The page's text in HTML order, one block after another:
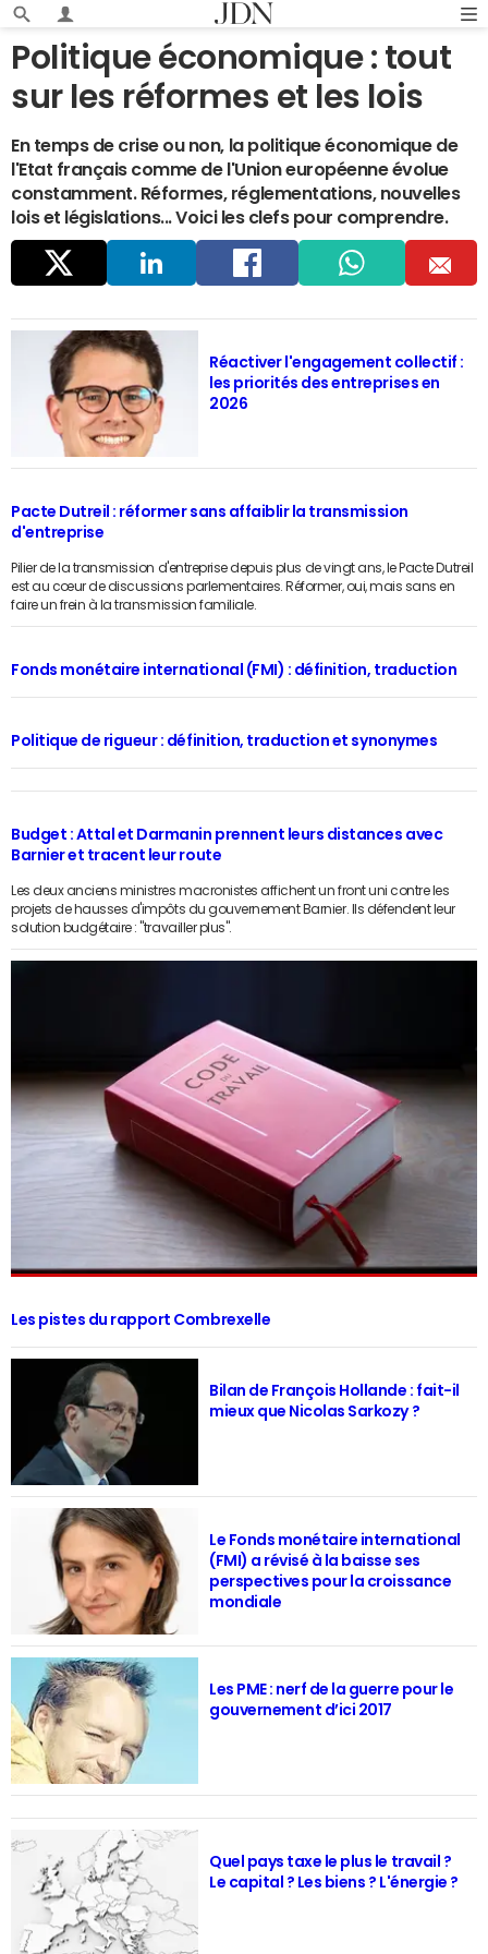
Politique économique : tout
sur les réformes et les lois
En temps de crise ou non, la politique économique de
l'Etat français comme de l'Union européenne évolue
constamment. Réformes, réglementations, nouvelles
lois et législations... Voici les clefs pour comprendre.
ger dIn ook m
Réactiver l'engagement collectif :
les priorités des entreprises en
2026
Pacte Dutreil : réformer sans affaiblir la transmission
d'entreprise
Pilier de la transmission d'entreprise depuis plus de vingt ans, le Pacte Dutreil
est au cœur de discussions parlementaires. Réformer, oui, mais sans en
faire un frein à la transmission familiale.
Fonds monétaire international (FMI) : définition, traduction
Politique de rigueur : définition, traduction et synonymes
Budget : Attal et Darmanin prennent leurs distances avec
Barnier et tracent leur route
Les deux anciens ministres macronistes affichent un front uni contre les
projets de hausses d'impôts du gouvernement Barnier. Ils défendent leur
solution budgétaire : "travailler plus".
Les pistes du rapport Combrexelle
Bilan de François Hollande : fait-il
mieux que Nicolas Sarkozy ?
Le Fonds monétaire international
(FMI) a révisé à la baisse ses
perspectives pour la croissance
mondiale
Les PME : nerf de la guerre pour le
gouvernement d’ici 2017
Quel pays taxe le plus le travail ?
Le capital ? Les biens ? L'énergie ?